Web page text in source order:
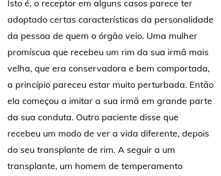
Isto é, o receptor em alguns casos parece ter
adoptado certas características da personalidade
da pessoa de quem o órgão veio. Uma mulher
promíscua que recebeu um rim da sua irmã mais
velha, que era conservadora e bem comportada,
a princípio pareceu estar muito perturbada. Então
ela começou a imitar a sua irmã em grande parte
da sua conduta. Outro paciente disse que
recebeu um modo de ver a vida diferente, depois
do seu transplante de rim. A seguir a um
transplante, um homem de temperamento